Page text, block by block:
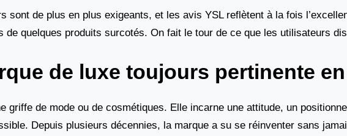
sont de plus en plus exigeants, et les avis YSL reflètent à la fois
quelques produits surcotés. On fait le tour de ce que les utilisateurs
de luxe toujours pertinente
griffe de mode ou de cosmétiques. Elle incarne une attitude, un
Depuis plusieurs décennies, la marque a su se réinventer sans